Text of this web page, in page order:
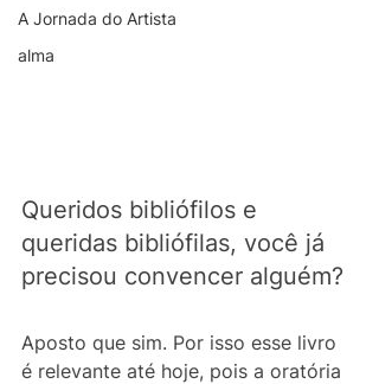
A Jornada do Artista
alma
Queridos bibliófilos e
queridas bibliófilas, você já
precisou convencer alguém?
Aposto que sim. Por isso esse livro
é relevante até hoje, pois a oratória